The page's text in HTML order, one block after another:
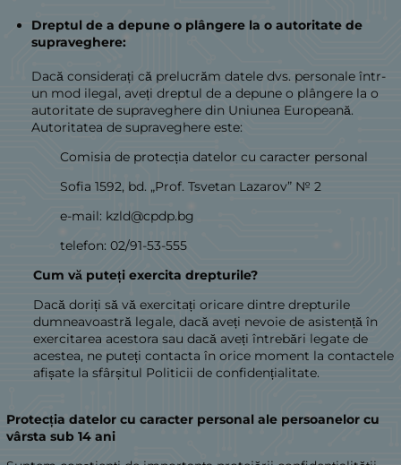
Dreptul de a depune o plângere la o autoritate de
supraveghere:
Dacă considerați că prelucrăm datele dvs. personale într-
un mod ilegal, aveți dreptul de a depune o plângere la o
autoritate de supraveghere din Uniunea Europeană.
Autoritatea de supraveghere este:
Comisia de protecția datelor cu caracter personal
Sofia 1592, bd. „Prof. Tsvetan Lazarov” № 2
e-mail: kzld@cpdp.bg
telefon: 02/91-53-555
Cum vă puteți exercita drepturile?
Dacă doriți să vă exercitați oricare dintre drepturile
dumneavoastră legale, dacă aveți nevoie de asistență în
exercitarea acestora sau dacă aveți întrebări legate de
acestea, ne puteți contacta în orice moment la contactele
afișate la sfârșitul Politicii de confidențialitate.
Protecția datelor cu caracter personal ale persoanelor cu
vârsta sub 14 ani